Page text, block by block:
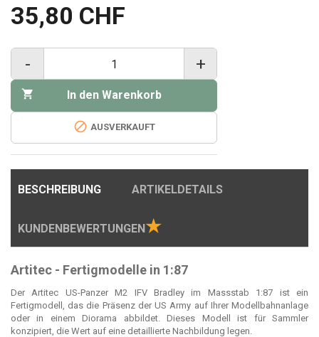
35,80 CHF
- +
 In den Warenkorb
 AUSVERKAUFT
BESCHREIBUNG ARTIKELDETAILS
KUNDENBEWERTUNGEN ★
Artitec - Fertigmodelle in 1:87
Der Artitec US-Panzer M2 IFV Bradley im Massstab 1:87 ist ein
Fertigmodell, das die Präsenz der US Army auf Ihrer Modellbahnanlage
oder in einem Diorama abbildet. Dieses Modell ist für Sammler
konzipiert, die Wert auf eine detaillierte Nachbildung legen.